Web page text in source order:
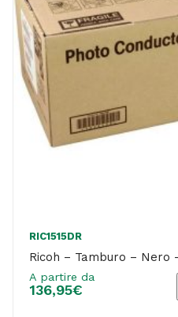
RIC1515DR
Ricoh – Tamburo – Nero
A partire da
136,95€